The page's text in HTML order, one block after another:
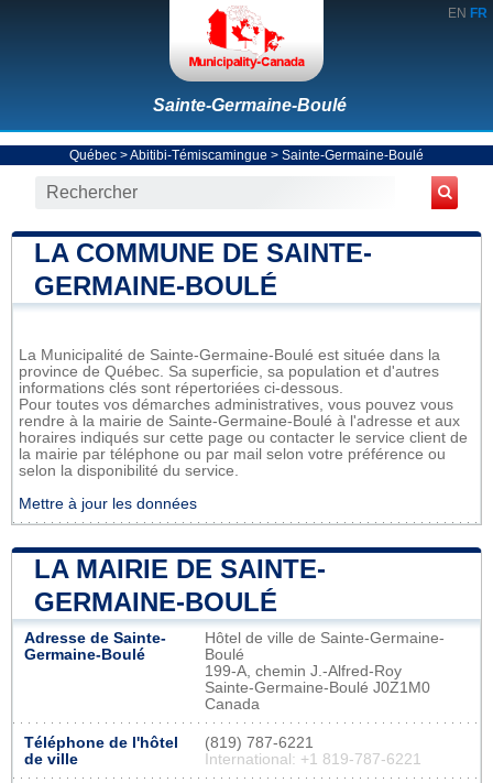
EN FR
Sainte-Germaine-Boulé
Québec >Abitibi-Témiscamingue > Sainte-Germaine-Boulé
LA COMMUNE DE SAINTE-
GERMAINE-BOULÉ
La Municipalité de Sainte-Germaine-Boulé est située dans la
province de Québec. Sa superficie, sa population et d'autres
informations clés sont répertoriées ci-dessous.
Pour toutes vos démarches administratives, vous pouvez vous
rendre à la mairie de Sainte-Germaine-Boulé à l'adresse et aux
horaires indiqués sur cette page ou contacter le service client de
la mairie par téléphone ou par mail selon votre préférence ou
selon la disponibilité du service.
Mettre à jour les données
LA MAIRIE DE SAINTE-
GERMAINE-BOULÉ
Adresse de Sainte-
Germaine-Boulé
Hôtel de ville de Sainte-Germaine-
Boulé
199-A, chemin J.-Alfred-Roy
Sainte-Germaine-Boulé J0Z1M0
Canada
Téléphone de l'hôtel
de ville
(819) 787-6221
International: +1 819-787-6221